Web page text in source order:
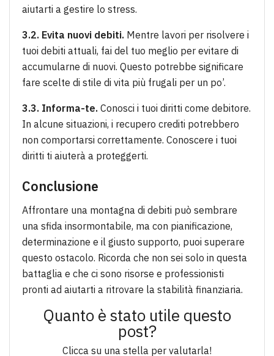
aiutarti a gestire lo stress.
3.2. Evita nuovi debiti. Mentre lavori per risolvere i
tuoi debiti attuali, fai del tuo meglio per evitare di
accumularne di nuovi. Questo potrebbe significare
fare scelte di stile di vita più frugali per un po’.
3.3. Informa-te. Conosci i tuoi diritti come debitore.
In alcune situazioni, i recupero crediti potrebbero
non comportarsi correttamente. Conoscere i tuoi
diritti ti aiuterà a proteggerti.
Conclusione
Affrontare una montagna di debiti può sembrare
una sfida insormontabile, ma con pianificazione,
determinazione e il giusto supporto, puoi superare
questo ostacolo. Ricorda che non sei solo in questa
battaglia e che ci sono risorse e professionisti
pronti ad aiutarti a ritrovare la stabilità finanziaria.
Quanto è stato utile questo
post?
Clicca su una stella per valutarla!